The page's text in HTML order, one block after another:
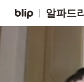
알파드